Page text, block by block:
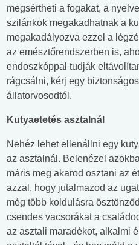
megsértheti a fogakat, a
szilánkok megakadhatnak a
megakadályozva ezzel a
az emésztőrendszerben is,
endoszkóppal tudják
rágcsálni, kérj egy
állatorvosodtól.
Kutyaetetés asztalnál
Nehéz lehet ellenállni egy
az asztalnál. Belenézel
máris meg akarod osztani az
azzal, hogy jutalmazod az
még több koldulásra
csendes vacsorákat a
az asztali maradékot, alkalmi